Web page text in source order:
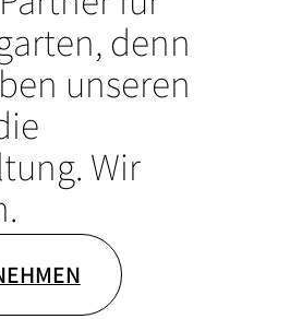
denn
unseren
Wir